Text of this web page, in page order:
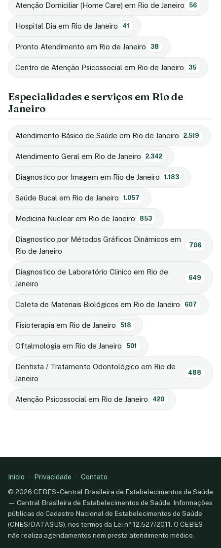
Atenção Domiciliar (Home Care) em Rio de Janeiro 56
Hospital Dia em Rio de Janeiro 41
Pronto Atendimento em Rio de Janeiro 38
Centro de Atenção Psicossocial em Rio de Janeiro 35
Especialidades e serviços em Rio de
Janeiro
Atendimento Básico de Saúde em Rio de Janeiro 2.519
Atendimento Geral em Rio de Janeiro 2.342
Diagnostico por Imagem em Rio de Janeiro 1.183
Saúde Bucal em Rio de Janeiro 1.057
Medicina Nuclear em Rio de Janeiro 853
Diagnostico por Métodos Gráficos Dinâmicos em
Rio de Janeiro
706
Diagnostico de Laboratório Clinico em Rio de
Janeiro
649
Coleta de Materiais Biológicos em Rio de Janeiro 607
Fisioterapia em Rio de Janeiro 518
Oftalmologia em Rio de Janeiro 501
Dentista / Tratamento Odontológico em Rio de
Janeiro
488
Atenção Psicossocial em Rio de Janeiro 420
Início · Privacidade · Contato
© 2026 CEBES - Central Brasileira de Estabelecimentos de Saúde
— Central Brasileira de Estabelecimentos de Saúde. Informações
públicas do Cadastro Nacional de Estabelecimentos de Saúde
(CNES/DATASUS), nos termos da Lei nº 12.527/2011. O CEBES
não realiza agendamentos nem presta atendimento médico.